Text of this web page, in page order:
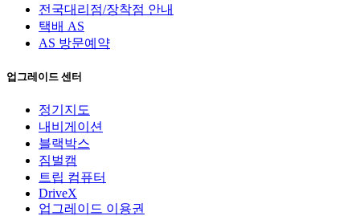
전국대리점/장착점 안내
택배 AS
AS 방문예약
업그레이드 센터
정기지도
내비게이션
블랙박스
짐벌캠
트립 컴퓨터
DriveX
업그레이드 이용권